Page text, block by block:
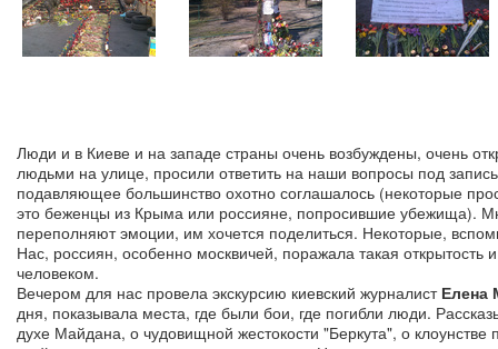
Люди и в Киеве и на западе страны очень возбуждены, очень
людьми на улице, просили ответить на наши вопросы под
подавляющее большинство охотно соглашалось (некоторые
это беженцы из Крыма или россияне, попросившие убежища).
переполняют эмоции, им хочется поделиться. Некоторые,
Нас, россиян, особенно москвичей, поражала такая открытость
человеком.
Вечером для нас провела экскурсию киевский журналист Елена
дня, показывала места, где были бои, где погибли люди.
духе Майдана, о чудовищной жестокости "Беркута", о